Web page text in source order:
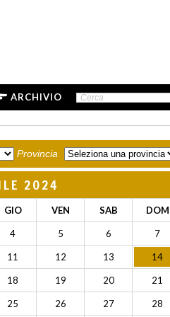
ARCHIVIO
Provincia
2024
GIO VEN SAB DOM
4 5 6 7
11 12 13 14
18 19 20 21
25 26 27 28